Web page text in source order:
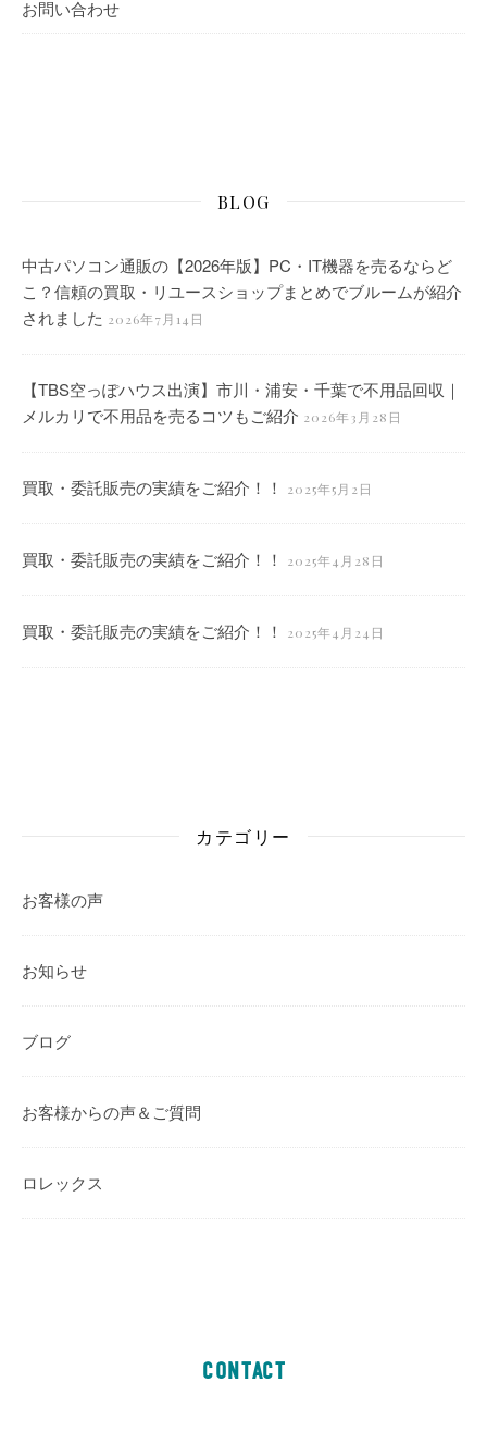
お問い合わせ
BLOG
中古パソコン通販の【2026年版】PC・IT機器を売るならど
こ？信頼の買取・リユースショップまとめでブルームが紹介
されました 2026年7月14日
【TBS空っぽハウス出演】市川・浦安・千葉で不用品回収｜
メルカリで不用品を売るコツもご紹介 2026年3月28日
買取・委託販売の実績をご紹介！！ 2025年5月2日
買取・委託販売の実績をご紹介！！ 2025年4月28日
買取・委託販売の実績をご紹介！！ 2025年4月24日
カテゴリー
お客様の声
お知らせ
ブログ
お客様からの声＆ご質問
ロレックス
CONTACT